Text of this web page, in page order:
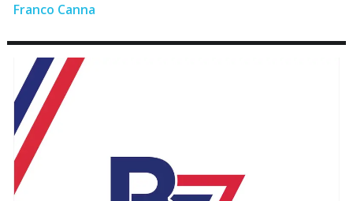
Franco Canna